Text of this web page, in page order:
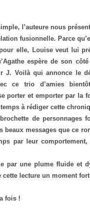
l’auteure nous
fusionnelle. Parce
elle, Louise veut lui
espère de son
J. Voilà qui annonce le
ce trio d’amies
porter et emporter par la
à rédiger cette
de personnages
messages que ce
par leur comportement,
par une plume fluide et
lecture un moment
fois !